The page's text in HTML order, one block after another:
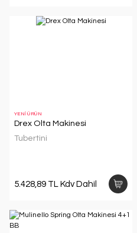
YENİ ÜRÜN
Drex Olta Makinesi
Tubertini
5.428,89 TL Kdv Dahil